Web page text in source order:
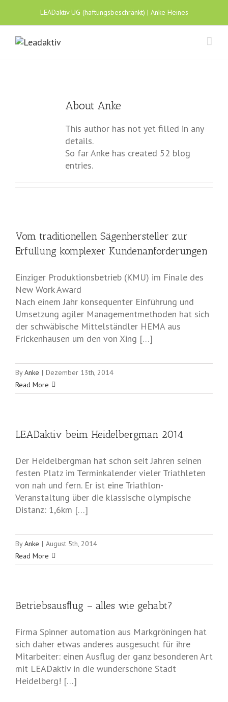
LEADaktiv UG (haftungsbeschränkt) | Anke Heines
About Anke
This author has not yet filled in any
details.
So far Anke has created 52 blog
entries.
Vom traditionellen Sägenhersteller zur
Erfüllung komplexer Kundenanforderungen
Einziger Produktionsbetrieb (KMU) im Finale des
New Work Award
Nach einem Jahr konsequenter Einführung und
Umsetzung agiler Managementmethoden hat sich
der schwäbische Mittelständler HEMA aus
Frickenhausen um den von Xing […]
ByAnke | Dezember 13th, 2014
Read More
LEADaktiv beim Heidelbergman 2014
Der Heidelbergman hat schon seit Jahren seinen
festen Platz im Terminkalender vieler Triathleten
von nah und fern. Er ist eine Triathlon-
Veranstaltung über die klassische olympische
Distanz: 1,6km […]
ByAnke | August 5th, 2014
Read More
Betriebsausﬂug – alles wie gehabt?
Firma Spinner automation aus Markgröningen hat
sich daher etwas anderes ausgesucht für ihre
Mitarbeiter: einen Ausflug der ganz besonderen Art
mit LEADaktiv in die wunderschöne Stadt
Heidelberg! […]